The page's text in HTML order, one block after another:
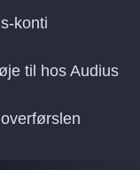
konti
til hos Audius